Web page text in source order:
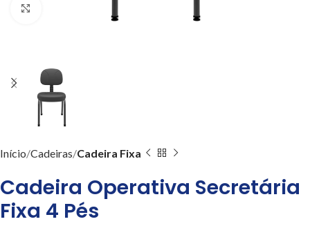
Início Cadeiras Cadeira Fixa
Cadeira Operativa Secretária
Fixa 4 Pés